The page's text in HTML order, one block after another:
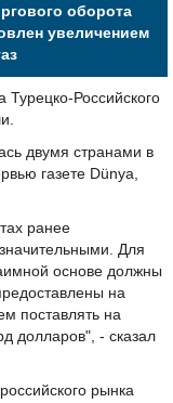
оборота
увеличением
Российского
двумя странами в
газете Dünya,
ранее
Для
основе должны
на
поставлять на
долларов", - сказал
рынка